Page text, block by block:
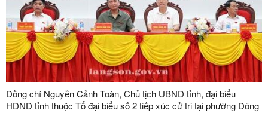
Đồng chí Nguyễn Cảnh Toàn, Chủ tịch UBND tỉnh, đại biểu
HĐND tỉnh thuộc Tổ đại biểu số 2 tiếp xúc cử tri tại phường Đông